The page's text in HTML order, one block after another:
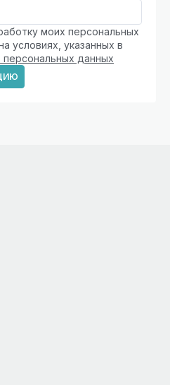
моих персональных
условиях, указанных в
данных